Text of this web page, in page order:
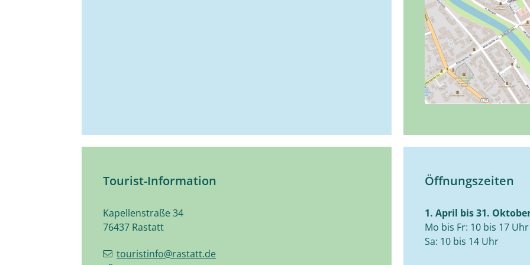
Tourist-Information
Kapellenstraße 34
76437 Rastatt
touristinfo@rastatt.de
Öffnungszeiten
1. April bis 31.
Mo bis Fr: 10 bis 17 Uhr
Sa: 10 bis 14 Uhr